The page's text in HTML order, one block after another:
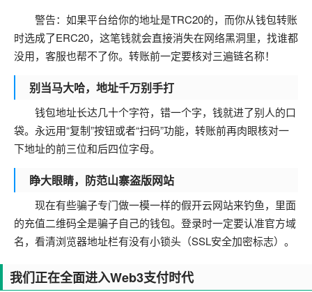
警告：如果平台给你的地址是TRC20的，而你从钱包转账
时选成了ERC20，这笔钱就会直接消失在网络黑洞里，找谁都
没用，客服也帮不了你。转账前一定要核对三遍链名称！
别当马大哈，地址千万别手打
钱包地址长达几十个字符，错一个字，钱就进了别人的口
袋。永远用“复制”按钮或者“扫码”功能，转账前再肉眼核对一
下地址的前三位和后四位字母。
睁大眼睛，防范山寨盗版网站
现在有些骗子专门做一模一样的假开云网站来钓鱼，里面
的充值二维码全是骗子自己的钱包。登录时一定要认准官方域
名，看清浏览器地址栏有没有小锁头（SSL安全加密标志）。
我们正在全面进入Web3支付时代